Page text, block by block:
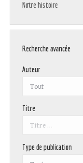
Notre histoire
Recherche avancée
Auteur
Titre
Type de publication